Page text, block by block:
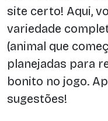
site certo! Aqui,
variedade
(animal que
planejadas para
bonito no jogo.
sugestões!